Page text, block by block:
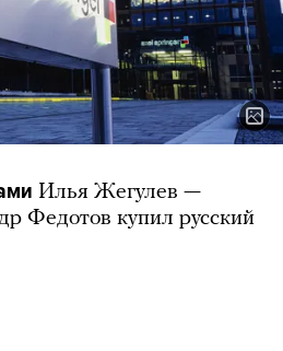
Илья Жегулев —
Федотов купил русский